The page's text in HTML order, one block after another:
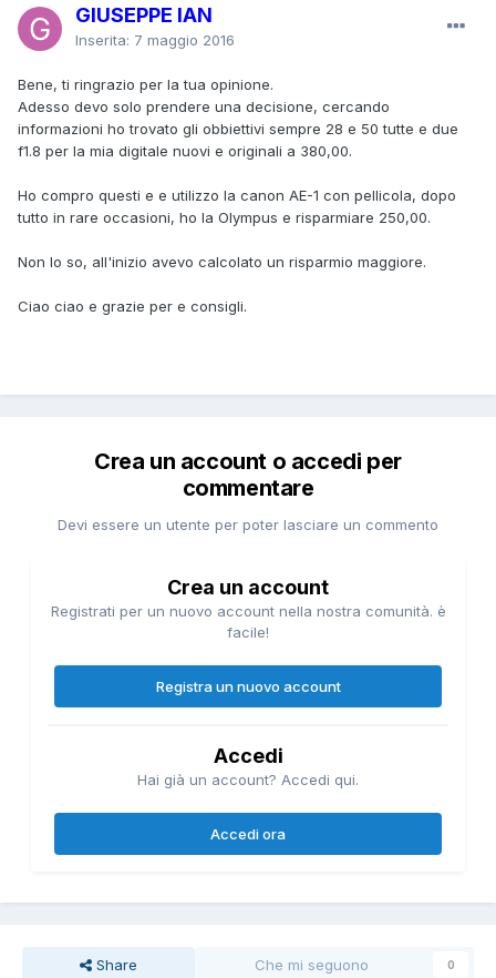
GIUSEPPE IAN
Inserita: 7 maggio 2016
Bene, ti ringrazio per la tua opinione.
Adesso devo solo prendere una decisione, cercando
informazioni ho trovato gli obbiettivi sempre 28 e 50 tutte e due
f1.8 per la mia digitale nuovi e originali a 380,00.
Ho compro questi e e utilizzo la canon AE-1 con pellicola, dopo
tutto in rare occasioni, ho la Olympus e risparmiare 250,00.
Non lo so, all'inizio avevo calcolato un risparmio maggiore.
Ciao ciao e grazie per e consigli.
Crea un account o accedi per
commentare
Devi essere un utente per poter lasciare un commento
Crea un account
Registrati per un nuovo account nella nostra comunità. è
facile!
Registra un nuovo account
Accedi
Hai già un account? Accedi qui.
Accedi ora
Share Che mi seguono 0